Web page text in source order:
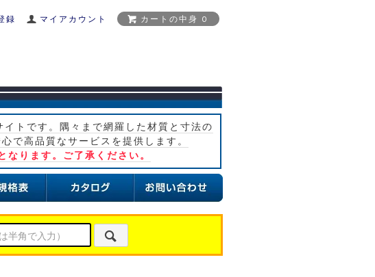
録 マイアカウント カートの中身 0
トです。隅々まで網羅した材質と寸法の
で高品質なサービスを提供します。
ります。ご了承ください。